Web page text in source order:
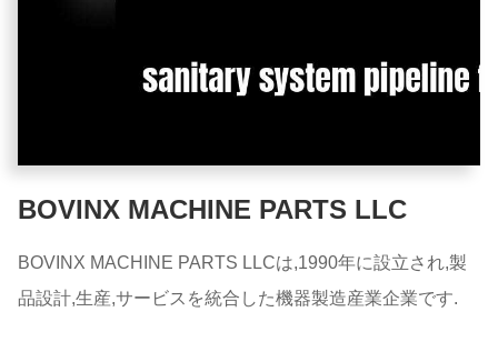
BOVINX MACHINE PARTS LLC
BOVINX MACHINE PARTS LLCは,1990年に設立され,製
品設計,生産,サービスを統合した機器製造産業企業です.